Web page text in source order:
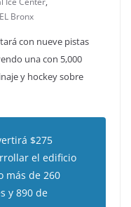
Bronx
con nueve pistas
una con 5,000
y hockey sobre
$275
el edificio
más de 260
y 890 de